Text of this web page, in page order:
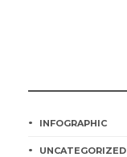
INFOGRAPHIC
UNCATEGORIZED